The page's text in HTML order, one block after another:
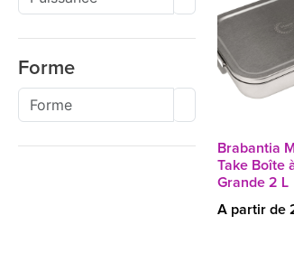
Forme
Brabantia
Take Boîte
Grande 2 L
A partir de